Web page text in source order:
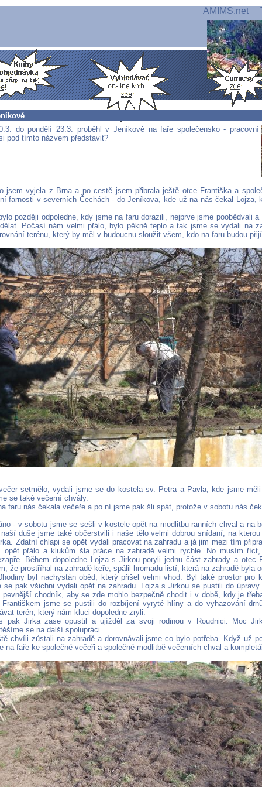
AMIMS.net
do pondělí 23.3. proběhl v Jeníkově na faře společensko - pracovní
pod tímto názvem představit?
jsem vyjela z Brna a po cestě jsem přibrala ještě otce Františka a
farnosti v severních Čechách - do Jeníkova, kde už na nás čekal Lojza,
později odpoledne, kdy jsme na faru dorazili, nejprve jsme poobědvali
Počasí nám velmi přálo, bylo pěkně teplo a tak jsme se vydali na
terénu, který by měl v budoucnu sloužit všem, kdo na faru budou
setmělo, vydali jsme se do kostela sv. Petra a Pavla, kde jsme
se také večerní chvály.
faru nás čekala večeře a po ní jsme pak šli spát, protože v sobotu nás
- v sobotu jsme se sešli v kostele opět na modlitbu ranních chval a na
duše jsme také občerstvili i naše tělo velmi dobrou snídaní, na
Zdatní chlapi se opět vydali pracovat na zahradu a já jim mezi tím
opět přálo a klukům šla práce na zahradě velmi rychle. No musím
Během dopoledne Lojza s Jirkou poryli jednu část zahrady a otec
že prostříhal na zahradě keře, spálil hromadu listí, která na zahradě byla
byl nachystán oběd, který přišel velmi vhod. Byl také prostor pro
se pak všichni vydali opět na zahradu. Lojza s Jirkou se pustili do
pevnější chodník, aby se zde mohlo bezpečně chodit i v době, kdy je
jsme se pustili do rozbíjení vyryté hlíny a do vyhazování
terén, který nám kluci dopoledne zryli.
pak Jirka zase opustil a ujížděl za svoji rodinou v Roudnici. Moc
se na další spolupráci.
chvíli zůstali na zahradě a dorovnávali jsme co bylo potřeba. Když už
na faře ke společné večeři a společné modlitbě večerních chval a